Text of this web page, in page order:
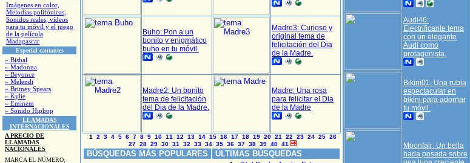
Buho: Pon a un
bonito y enigmático
buho en tu móvil.
Madre3: Curioso y
original tema de
felicitación del Dia
de la Madre.
Madre2: Un bonito
tema de felicitación
del Dia de la Madre.
Madre: Una rosa
para felicitar el Dia
de la Madre
1 2 3 4 5 6 7 8 9 10 11 12 13 14 15 16 17 18 19 20 21 22 23 24 25 26
27 28 29 30 31 32 33 34 35 36 37 38 39 40 41
BÚSQUEDAS MÁS POPULARES ÚLTIMAS BÚSQUEDAS
Audi46:
Electrificante tema
con un elegante
Audi como
protagonista.
Bikini01: Una rubia
espectacular en
bikini para adornar
tu móvil.
Moonfair: Un bella
hada posada sobre
Imágenes en color,
Melodías polifónicas,
Sonidos reales, vídeos
para tu móvil y el juego
de la película
Madagascar
Especial cantantes
» Bisbal
» Madonna
» Beyonce
» Melendi
» Britney Spears
» Kylie
» Eminem
» Sonido Hiphop
LLAMADAS
INTERNACIONALES
A PRECIO DE
LLAMADAS
NACIONALES
MARCA EL NÚMERO,